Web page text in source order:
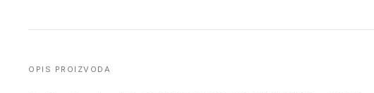
OPIS PROIZVODA